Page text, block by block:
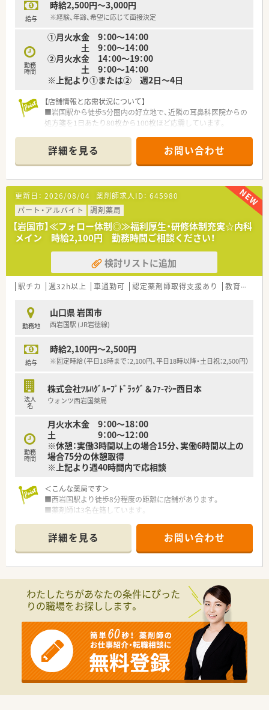
を行っている安定した法人です。
■在宅医療に大きな強みを持ち、無菌調剤が可能な設備など他薬
■災害時支援活動や健康教室の開催など、薬局の枠を超えた社会
貢献にも積極的に取り組みます。
【職場環境と雰囲気】
■ベテランのパート薬剤師が在籍しているため、不明な点もすぐ
■医療DXを推進しており、オンライン資格確認や電子処方箋の
活用により業務が円滑です。
■「愛と安心をそばに」というスローガンのもと、スタッフ同士
も協力し合う温かい職場です。
給与
時給2,500円～3,000円
※経験、年齢、希望に応じて面接決定
勤務
時間
①月火水金 9：00～14：00
土 9：00～14：00
②月火水金 14：00～19：00
土 9：00～14：00
※上記より①または② 週2日～4日
【店舗情報と応需状況について】
■岩国駅から徒歩5分圏内の好立地で、近隣の耳鼻科医院からの
処方箋を1日あたり80枚から100枚ほど応需しています。
共に協力し合いながら日々の業務に取り組んでいます。
■山口県岩国市に根差した薬局として、地域住民の健康を支える
ために耳鼻科やアレルギー科の調剤を丁寧に行っています。
【募集背景と求める人物像について】
■今回の募集は経営陣の負担軽減を目的とした急募であり、週1
日の短時間からでも柔軟に対応いただける方を求めています。
■年齢や経験は問わず、地域の方々に優しく寄り添いながら誠実
な対応を心がけていただける薬剤師の方を募集しています。
■欠員補充のための募集となっておりますので、即戦力として明
るく元気に職場を盛り上げてくださる方を歓迎いたします。
【法人特徴について】
■岩国市内に2店舗をドミナント展開しており、ご家族経営なら
■経営陣との距離が非常に近く現場の意見が反映されやすいた
め、風通しの良い環境でストレスなく働くことが可能です。
■地域密着型の「かかりつけ薬局」を目指しており、一人ひとり
【職場環境と雰囲気】
ので、困ったことがあればすぐに相談できる温かい環境です。
■駅から徒歩5分と通勤に便利な立地でありながら、車通勤も許
可されているため、天候に左右されず快適に通うことが可能で
■産休や育休の取得実績も豊富にあり、女性薬剤師の方もライフ
ステージの変化を楽しみながら安心して活躍できる職場です。
詳細を見る お問い合わせ
更新日： 2026/08/04 薬剤師求人ID： 645980
パート・アルバイト
調剤薬局
【岩国市】≪フォロー体制◎≫福利厚生・研修体制充実☆内科
メイン 時給2,100円 勤務時間ご相談ください！
検討リストに追加
駅チカ 週32h以上 車通勤可 認定薬剤師取得支援あり 教育制度あり
勤務地
山口県 岩国市
西岩国駅 (JR岩徳線)
給与
時給2,100円～2,500円
※固定時給（平日18時まで：2,100円、平日18時以降・土日祝：2,500円）
法人
名
株式会社ﾂﾙﾊｸﾞﾙｰﾌﾟﾄﾞﾗｯｸﾞ＆ﾌｧ-ﾏｼｰ西日本
ウォンツ西岩国薬局
勤務
時間
月火水木金 9：00～18：00
土 9：00～12：00
※休憩：実働3時間以上の場合15分、実働6時間以上の
場合75分の休憩取得
※上記より週40時間内で応相談
＜こんな薬局です＞
■西岩国駅より徒歩8分程度の距離に店舗があります。
■薬剤師は3名在籍しています。
＜設備も充実＞
■監査システムなどの調剤設備も導入しており、リスクマネジメ
ントも徹底しています。
＜業務内容＞
■近隣クリニックより内科や消化器科をメインで応需しており、
■処方箋枚数は約50～60枚/日です。
＜研修制度＞
■充実した研修フォロー体制も好評です。
e-ラーニングの補助制度もあり資格取得に関しても会社から
のバックアップがございます。
詳細を見る お問い合わせ
わたしたちがあなたの条件にぴった
りの職場をお探しします。